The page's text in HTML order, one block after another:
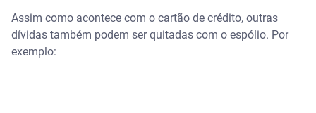
Assim como acontece com o cartão de crédito, outras
dívidas também podem ser quitadas com o espólio. Por
exemplo: